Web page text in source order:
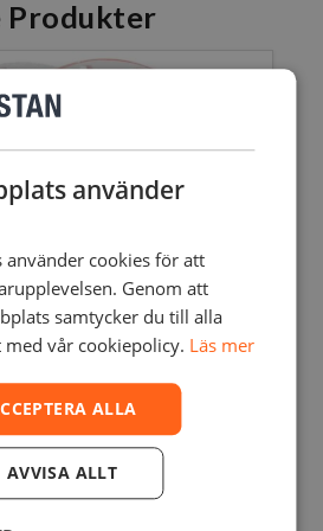
Produkter
använder
använder cookies för att
Genom att
samtycker du till alla
med vår cookiepolicy. Läs mer
ALLA
AVVISA ALLT